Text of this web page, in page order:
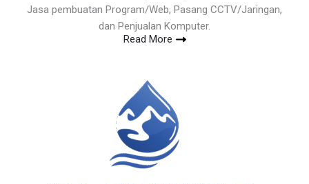
Jasa pembuatan Program/Web, Pasang CCTV/Jaringan,
dan Penjualan Komputer.
Read More